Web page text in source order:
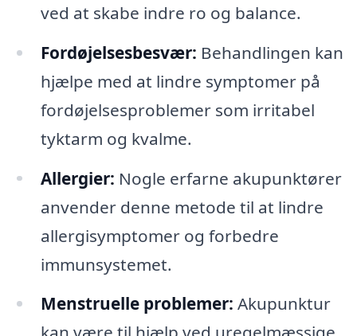
ved at skabe indre ro og balance.
Fordøjelsesbesvær: Behandlingen kan
hjælpe med at lindre symptomer på
fordøjelsesproblemer som irritabel
tyktarm og kvalme.
Allergier: Nogle erfarne akupunktører
anvender denne metode til at lindre
allergisymptomer og forbedre
immunsystemet.
Menstruelle problemer: Akupunktur